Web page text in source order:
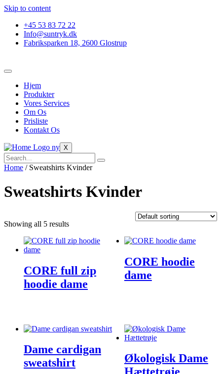
Skip to content
+45 53 83 72 22
Info@suntryk.dk
Fabriksparken 18, 2600 Glostrup
Hjem
Produkter
Vores Services
Om Os
Prisliste
Kontakt Os
X
Home / Sweatshirts Kvinder
Sweatshirts Kvinder
Showing all 5 results
CORE full zip
hoodie dame
CORE hoodie
dame
Dame cardigan
sweatshirt
Økologisk Dame